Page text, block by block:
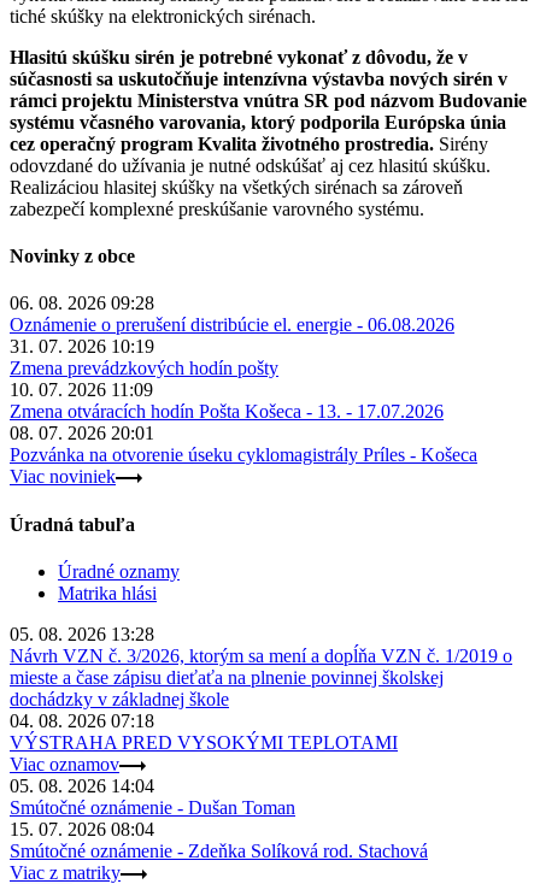
tiché skúšky na elektronických sirénach.
Hlasitú skúšku sirén je potrebné vykonať z dôvodu, že v
súčasnosti sa uskutočňuje intenzívna výstavba nových sirén v
rámci projektu Ministerstva vnútra SR pod názvom Budovanie
systému včasného varovania, ktorý podporila Európska únia
cez operačný program Kvalita životného prostredia. Sirény
odovzdané do užívania je nutné odskúšať aj cez hlasitú skúšku.
Realizáciou hlasitej skúšky na všetkých sirénach sa zároveň
zabezpečí komplexné preskúšanie varovného systému.
Novinky z obce
06. 08. 2026 09:28
Oznámenie o prerušení distribúcie el. energie - 06.08.2026
31. 07. 2026 10:19
Zmena prevádzkových hodín pošty
10. 07. 2026 11:09
Zmena otváracích hodín Pošta Košeca - 13. - 17.07.2026
08. 07. 2026 20:01
Pozvánka na otvorenie úseku cyklomagistrály Príles - Košeca
Viac noviniek
Úradná tabuľa
Úradné oznamy
Matrika hlási
05. 08. 2026 13:28
Návrh VZN č. 3/2026, ktorým sa mení a dopĺňa VZN č. 1/2019 o
mieste a čase zápisu dieťaťa na plnenie povinnej školskej
dochádzky v základnej škole
04. 08. 2026 07:18
VÝSTRAHA PRED VYSOKÝMI TEPLOTAMI
Viac oznamov
05. 08. 2026 14:04
Smútočné oznámenie - Dušan Toman
15. 07. 2026 08:04
Smútočné oznámenie - Zdeňka Solíková rod. Stachová
Viac z matriky